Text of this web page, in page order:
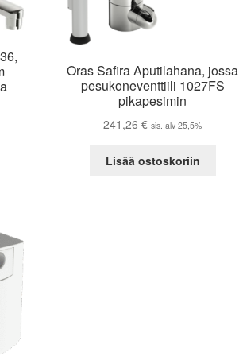
Oras Safira Aputilahana, jossa
pesukoneventtiili 1027FS
pikapesimin
241,26€ sis. alv 25,5%
Lisää ostoskoriin